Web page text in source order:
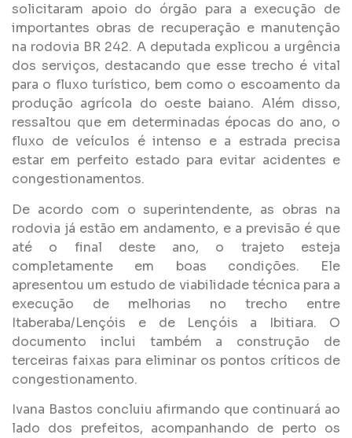
solicitaram apoio do órgão para a execução de
importantes obras de recuperação e manutenção
na rodovia BR 242. A deputada explicou a urgência
dos serviços, destacando que esse trecho é vital
para o fluxo turístico, bem como o escoamento da
produção agrícola do oeste baiano. Além disso,
ressaltou que em determinadas épocas do ano, o
fluxo de veículos é intenso e a estrada precisa
estar em perfeito estado para evitar acidentes e
congestionamentos.
De acordo com o superintendente, as obras na
rodovia já estão em andamento, e a previsão é que
até o final deste ano, o trajeto esteja
completamente em boas condições. Ele
apresentou um estudo de viabilidade técnica para a
execução de melhorias no trecho entre
Itaberaba/Lençóis e de Lençóis a Ibitiara. O
documento inclui também a construção de
terceiras faixas para eliminar os pontos críticos de
congestionamento.
Ivana Bastos concluiu afirmando que continuará ao
lado dos prefeitos, acompanhando de perto os